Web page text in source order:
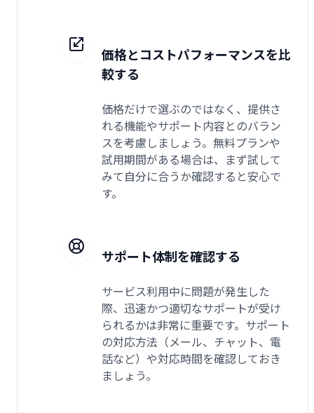
価格とコストパフォーマンスを比
較する
価格だけで選ぶのではなく、提供さ
れる機能やサポート内容とのバラン
スを考慮しましょう。無料プランや
試用期間がある場合は、まず試して
みて自分に合うか確認すると安心で
す。
サポート体制を確認する
サービス利用中に問題が発生した
際、迅速かつ適切なサポートが受け
られるかは非常に重要です。サポート
の対応方法（メール、チャット、電
話など）や対応時間を確認しておき
ましょう。